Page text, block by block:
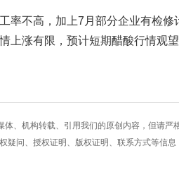
率不高，加上7月部分企业有检修
上涨有限，预计短期醋酸行情观
、机构转载、引用我们的原创内容，但请严
疑问、授权证明、版权证明、联系方式等信息